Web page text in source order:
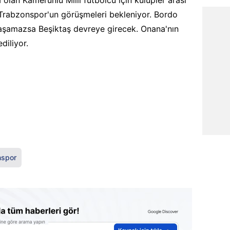
görüşmeleri bekleniyor. Bordo
Beşiktaş devreye girecek. Onana'nın